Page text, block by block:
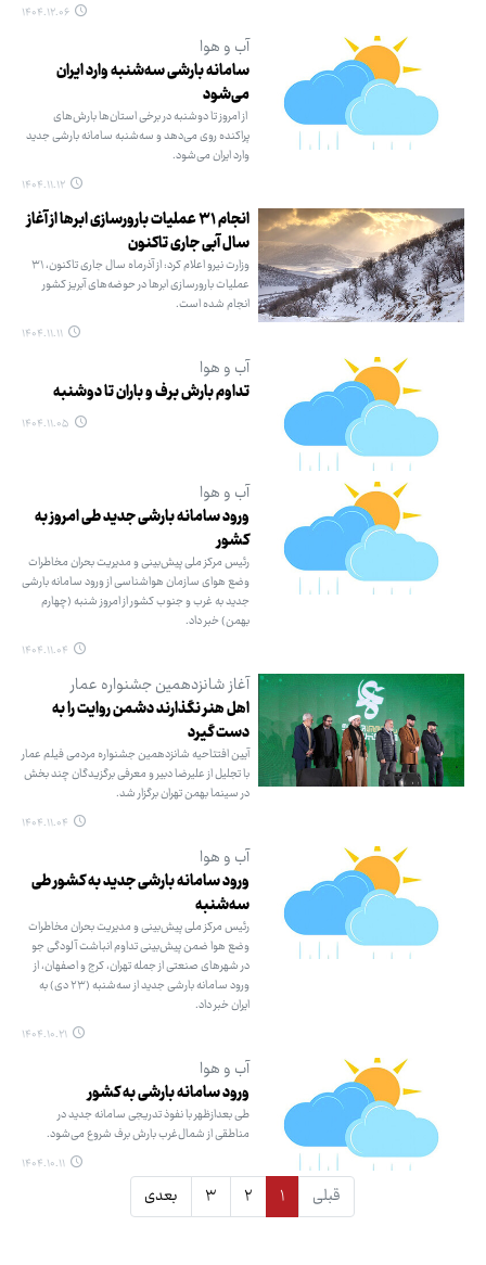
۱۴۰۴.۱۲.۰۶
آب و هوا
سامانه بارشی سه‌شنبه وارد ایران
می‌شود
از امروز تا دوشنبه در برخی استان‌ها بارش‌های
پراکنده روی می‌دهد و سه‌شنبه سامانه بارشی جدید
وارد ایران می‌شود.
۱۴۰۴.۱۱.۱۲
انجام ۳۱ عملیات بارورسازی ابرها از آغاز
سال آبی جاری تاکنون
وزارت نیرو اعلام کرد: از آذرماه سال جاری تاکنون، ۳۱
عملیات بارورسازی ابرها در حوضه‌های آبریز کشور
انجام شده است.
۱۴۰۴.۱۱.۱۱
آب و هوا
تداوم بارش برف و باران تا دوشنبه
۱۴۰۴.۱۱.۰۵
آب و هوا
ورود سامانه بارشی جدید طی امروز به
کشور
رئیس مرکز ملی پیش‌بینی و مدیریت بحران مخاطرات
وضع هوای سازمان هواشناسی از ورود سامانه بارشی
جدید به غرب و جنوب کشور از امروز شنبه (چهارم
بهمن) خبر داد.
۱۴۰۴.۱۱.۰۴
آغاز شانزدهمین جشنواره عمار
اهل هنر نگذارند دشمن روایت را به
دست گیرد
آیین افتتاحیه شانزدهمین جشنواره مردمی فیلم عمار
با تجلیل از علیرضا دبیر و معرفی برگزیدگان چند بخش
در سینما بهمن تهران برگزار شد.
۱۴۰۴.۱۱.۰۴
آب و هوا
ورود سامانه بارشی جدید به کشور طی
سه‌شنبه
رئیس مرکز ملی پیش‌بینی و مدیریت بحران مخاطرات
وضع هوا ضمن پیش‌بینی تداوم انباشت آلودگی جو
در شهرهای صنعتی از جمله تهران، کرج و اصفهان، از
ورود سامانه بارشی جدید از سه‌شنبه (۲۳ دی‌) به
ایران خبر داد.
۱۴۰۴.۱۰.۲۱
آب و هوا
ورود سامانه بارشی به کشور
طی بعدازظهر با نفوذ تدریجی سامانه جدید در
مناطقی از شمال‌غرب بارش برف شروع می‌شود.
۱۴۰۴.۱۰.۱۱
قبلی ۱ ۲ ۳ بعدی